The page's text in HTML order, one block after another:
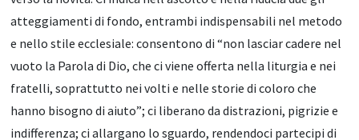
atteggiamenti di fondo, entrambi indispensabili nel metodo
e nello stile ecclesiale: consentono di “non lasciar cadere nel
vuoto la Parola di Dio, che ci viene offerta nella liturgia e nei
fratelli, soprattutto nei volti e nelle storie di coloro che
hanno bisogno di aiuto”; ci liberano da distrazioni, pigrizie e
indifferenza; ci allargano lo sguardo, rendendoci partecipi di